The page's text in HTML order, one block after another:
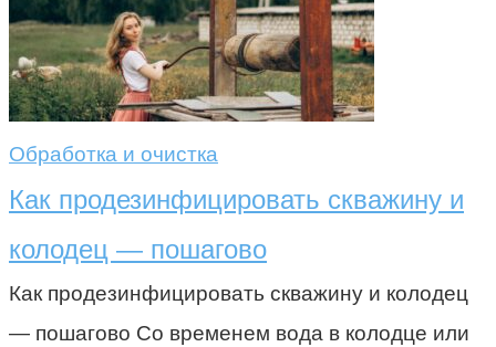
Обработка и очистка
Как продезинфицировать скважину и
колодец — пошагово
Как продезинфицировать скважину и колодец
— пошагово Со временем вода в колодце или